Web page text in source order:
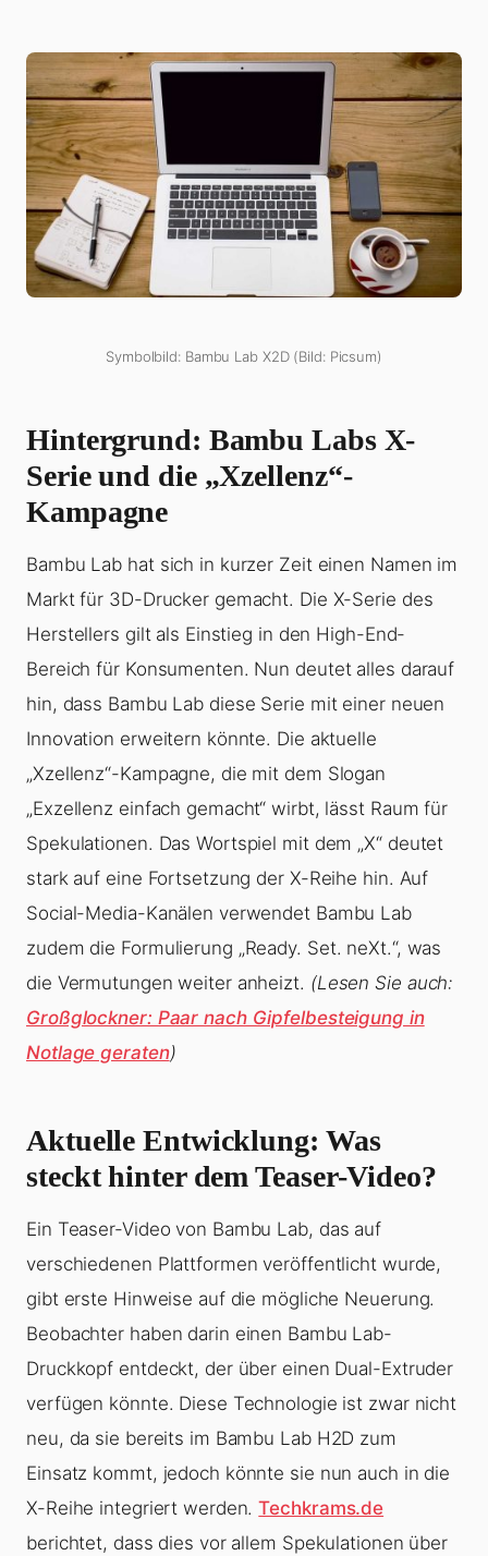
Symbolbild: Bambu Lab X2D (Bild: Picsum)
Hintergrund: Bambu Labs X-
Serie und die „Xzellenz“-
Kampagne
Bambu Lab hat sich in kurzer Zeit einen Namen im
Markt für 3D-Drucker gemacht. Die X-Serie des
Herstellers gilt als Einstieg in den High-End-
Bereich für Konsumenten. Nun deutet alles darauf
hin, dass Bambu Lab diese Serie mit einer neuen
Innovation erweitern könnte. Die aktuelle
„Xzellenz“-Kampagne, die mit dem Slogan
„Exzellenz einfach gemacht“ wirbt, lässt Raum für
Spekulationen. Das Wortspiel mit dem „X“ deutet
stark auf eine Fortsetzung der X-Reihe hin. Auf
Social-Media-Kanälen verwendet Bambu Lab
zudem die Formulierung „Ready. Set. neXt.“, was
die Vermutungen weiter anheizt. (Lesen Sie auch:
Großglockner: Paar nach Gipfelbesteigung in
Notlage geraten)
Aktuelle Entwicklung: Was
steckt hinter dem Teaser-Video?
Ein Teaser-Video von Bambu Lab, das auf
verschiedenen Plattformen veröffentlicht wurde,
gibt erste Hinweise auf die mögliche Neuerung.
Beobachter haben darin einen Bambu Lab-
Druckkopf entdeckt, der über einen Dual-Extruder
verfügen könnte. Diese Technologie ist zwar nicht
neu, da sie bereits im Bambu Lab H2D zum
Einsatz kommt, jedoch könnte sie nun auch in die
X-Reihe integriert werden.Techkrams.de
berichtet, dass dies vor allem Spekulationen über